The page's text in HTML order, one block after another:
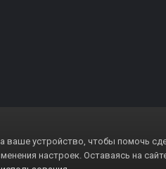
ваше устройство, чтобы помочь
настроек. Оставаясь на